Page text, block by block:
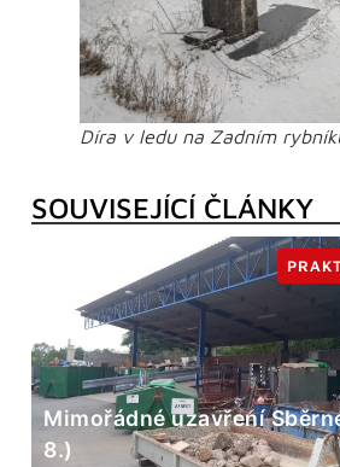
Díra v ledu na Zadním
SOUVISEJÍCÍ ČLÁNKY
Mimořádné uzavření
8.)